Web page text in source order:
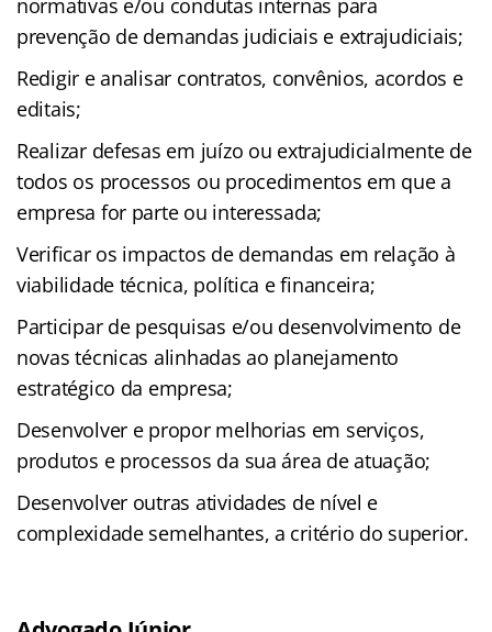
normativas e/ou condutas internas para
prevenção de demandas judiciais e extrajudiciais;
Redigir e analisar contratos, convênios, acordos e
editais;
Realizar defesas em juízo ou extrajudicialmente de
todos os processos ou procedimentos em que a
empresa for parte ou interessada;
Verificar os impactos de demandas em relação à
viabilidade técnica, política e financeira;
Participar de pesquisas e/ou desenvolvimento de
novas técnicas alinhadas ao planejamento
estratégico da empresa;
Desenvolver e propor melhorias em serviços,
produtos e processos da sua área de atuação;
Desenvolver outras atividades de nível e
complexidade semelhantes, a critério do superior.